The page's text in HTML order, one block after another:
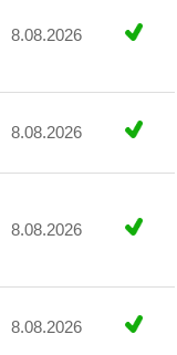
8.08.2026
8.08.2026
8.08.2026
8.08.2026